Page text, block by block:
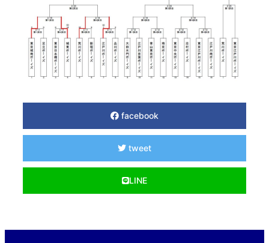
facebook
tweet
LINE